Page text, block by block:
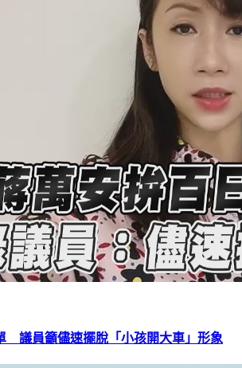
議員籲儘速擺脫「小孩開大車」形象